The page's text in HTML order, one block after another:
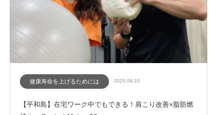
健康寿命を上げるためには 2025.08.10
【平和島】在宅ワーク中でもできる！肩こり改善×脂肪燃